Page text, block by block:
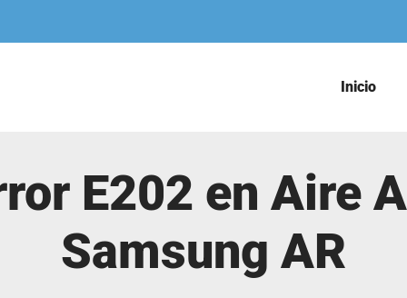
Inicio
E202 en Aire
Samsung AR